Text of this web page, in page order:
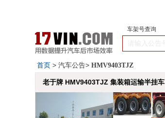
车架号查询
首页 > 汽车公告> HMV9403TJZ
老于牌 HMV9403TJZ 集装箱运输半挂车